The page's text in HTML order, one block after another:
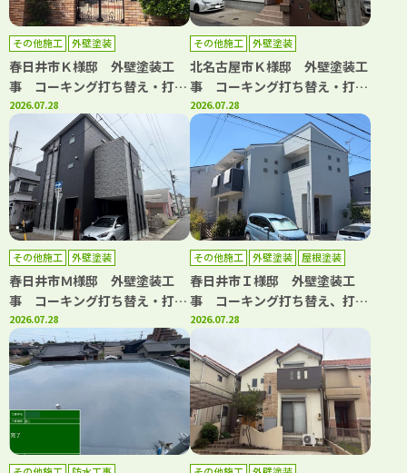
その他施工 外壁塗装
春日井市Ｋ様邸 外壁塗装工
事 コーキング打ち替え・打ち
増し工事 バルコニートップコ
ート工事
2026.07.28
その他施工 外壁塗装
北名古屋市Ｋ様邸 外壁塗装工
事 コーキング打ち替え・打ち
増し工事 屋根カバー工事 ト
ップコート工事
2026.07.28
その他施工 外壁塗装
春日井市Ｍ様邸 外壁塗装工
事 コーキング打ち替え・打ち
増し工事 バルコニートップコ
ート工事
2026.07.28
その他施工 外壁塗装 屋根塗装
春日井市Ｉ様邸 外壁塗装工
事 コーキング打ち替え、打ち
増し工事 屋根塗装工事 トッ
2026.07.28